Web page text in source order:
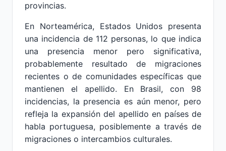
provincias.
En Norteamérica, Estados Unidos presenta
una incidencia de 112 personas, lo que indica
una presencia menor pero significativa,
probablemente resultado de migraciones
recientes o de comunidades específicas que
mantienen el apellido. En Brasil, con 98
incidencias, la presencia es aún menor, pero
refleja la expansión del apellido en países de
habla portuguesa, posiblemente a través de
migraciones o intercambios culturales.